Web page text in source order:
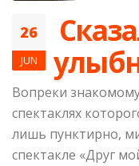
26
JUN
Вопреки
спектаклях
лишь пунктирно,
спектакле «Друг